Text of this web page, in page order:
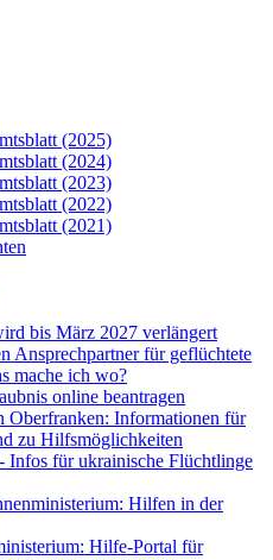
(2025)
(2024)
(2023)
(2022)
(2021)
bis März 2027 verlängert
Ansprechpartner für geflüchtete
mache ich wo?
online beantragen
Oberfranken: Informationen für
zu Hilfsmöglichkeiten
Infos für ukrainische Flüchtlinge
Hilfen in der
Hilfe-Portal für